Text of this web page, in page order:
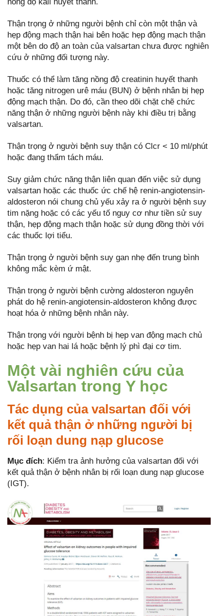
Thận trọng ở những người bệnh chỉ còn một thận và
hẹp động mạch thận hai bên hoặc hẹp động mạch thận
một bên do độ an toàn của valsartan chưa được nghiên
cứu ở những đối tượng này.
Thuốc có thể làm tăng nồng độ creatinin huyết thanh
hoặc tăng nitrogen urê máu (BUN) ở bệnh nhân bị hẹp
động mạch thận. Do đó, cần theo dõi chặt chẽ chức
năng thận ở những người bệnh này khi điều trị bằng
valsartan.
Thận trọng ở người bệnh suy thận có Clcr < 10 ml/phút
hoặc đang thẩm tách máu.
Suy giảm chức năng thận liên quan đến việc sử dụng
valsartan hoặc các thuốc ức chế hệ renin-angiotensin-
aldosteron nói chung chủ yếu xảy ra ở người bệnh suy
tim nặng hoặc có các yếu tố nguy cơ như tiền sử suy
thận, hẹp động mạch thận hoặc sử dụng đồng thời với
các thuốc lợi tiểu.
Thận trọng ở người bệnh suy gan nhẹ đến trung bình
không mắc kèm ứ mật.
Thận trọng ở người bệnh cường aldosteron nguyên
phát do hệ renin-angiotensin-aldosteron không được
hoạt hóa ở những bệnh nhân này.
Thận trọng với người bệnh bị hẹp van động mạch chủ
hoặc hẹp van hai lá hoặc bệnh lý phì đại cơ tim.
Một vài nghiên cứu của
Valsartan trong Y học
Tác dụng của valsartan đối với
kết quả thận ở những người bị
rối loạn dung nạp glucose
Mục đích: Kiểm tra ảnh hưởng của valsartan đối với
kết quả thận ở bệnh nhân bị rối loạn dung nạp glucose
(IGT).